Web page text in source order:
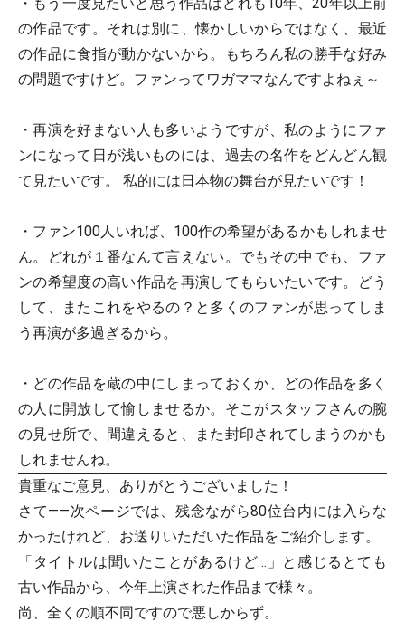
の作品です。それは別に、懐かしいからではなく、最近
の作品に食指が動かないから。もちろん私の勝手な好み
の問題ですけど。ファンってワガママなんですよねぇ～
・再演を好まない人も多いようですが、私のようにファ
ンになって日が浅いものには、過去の名作をどんどん観
て見たいです。 私的には日本物の舞台が見たいです！
・ファン100人いれば、100作の希望があるかもしれませ
ん。どれが１番なんて言えない。でもその中でも、ファ
ンの希望度の高い作品を再演してもらいたいです。どう
して、またこれをやるの？と多くのファンが思ってしま
う再演が多過ぎるから。
・どの作品を蔵の中にしまっておくか、どの作品を多く
の人に開放して愉しませるか。そこがスタッフさんの腕
の見せ所で、間違えると、また封印されてしまうのかも
しれませんね。
貴重なご意見、ありがとうございました！
さて――次ページでは、残念ながら80位台内には入らな
かったけれど、お送りいただいた作品をご紹介します。
「タイトルは聞いたことがあるけど…」と感じるとても
古い作品から、今年上演された作品まで様々。
尚、全くの順不同ですので悪しからず。